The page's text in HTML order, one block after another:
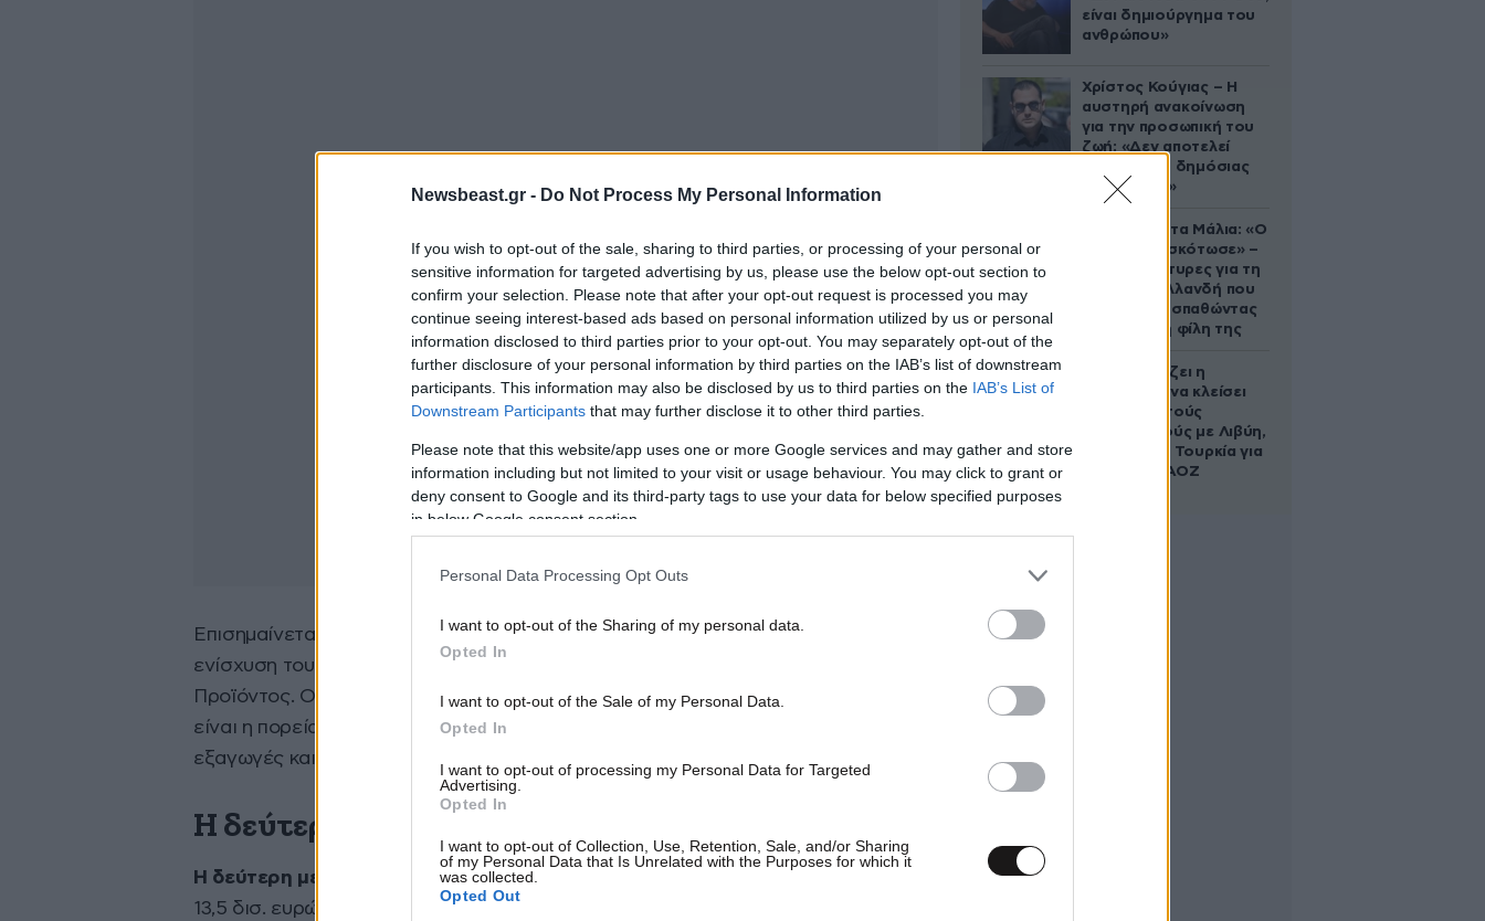
Newsbeast.gr - Do Not Process My Personal Information
If you wish to opt-out of the sale, sharing to third parties, or processing of your personal or
sensitive information for targeted advertising by us, please use the below opt-out section to
confirm your selection. Please note that after your opt-out request is processed you may
continue seeing interest-based ads based on personal information utilized by us or personal
information disclosed to third parties prior to your opt-out. You may separately opt-out of the
further disclosure of your personal information by third parties on the IAB’s list of downstream
participants. This information may also be disclosed by us to third parties on the IAB’s List of
Downstream Participants that may further disclose it to other third parties.
Please note that this website/app uses one or more Google services and may gather and store
information including but not limited to your visit or usage behaviour. You may click to grant or
deny consent to Google and its third-party tags to use your data for below specified purposes
in below Google consent section.
Personal Data Processing Opt Outs
I want to opt-out of the Sharing of my personal data.
Opted In
I want to opt-out of the Sale of my Personal Data.
Opted In
I want to opt-out of processing my Personal Data for Targeted
Advertising.
Opted In
I want to opt-out of Collection, Use, Retention, Sale, and/or Sharing
of my Personal Data that Is Unrelated with the Purposes for which it
was collected.
Opted Out
Επισημαίνεται ότι η ιδιωτική κατανάλωση αποτελεί την κινητήρια δύναμη για την
ενίσχυση του ΑΕΠ καθώς αντιπροσωπεύει το 67% του Ακαθάριστου Εγχωρίου
Προϊόντος. Οι άλλες συνιστώσες που θα κρίνουν το στοίχημα της
είναι η πορεία των εσόδων από τον τουρισμό, οι επιδόσεις σε επενδύσεις και
εξαγωγές και βέβαια η πορεία της πανδημίας.
Η δεύτερη μεγάλη πρόκληση
Η δεύτερη μεγάλη πρόκλησηείναι συγκράτηση των ελλειμμάτων κάτω από τα
13,5 δισ. ευρώ. Αν και το Σεπτέμβριο υπήρξε πλεόνασμα εσόδων 1 δισ. ευρώ στα
είναι δημιούργημα του
ανθρώπου»
Χρίστος Κούγιας – Η
αυστηρή ανακοίνωση
για την προσωπική του
ζωή: «Δεν αποτελεί
αντικείμενο δημόσιας
συζήτησης»
Τραγωδία στα Μάλια: «Ο
πανικός τη σκότωσε» –
Τι λένε μάρτυρες για τη
42χρονη Ολλανδή που
πνίγηκε προσπαθώντας
να σώσει τη φίλη της
Πώς σχεδιάζει η
κυβέρνηση να κλείσει
τους ανοιχτούς
λογαριασμούς με Λιβύη,
Αλβανία και Τουρκία για
τη χάραξη ΑΟΖ